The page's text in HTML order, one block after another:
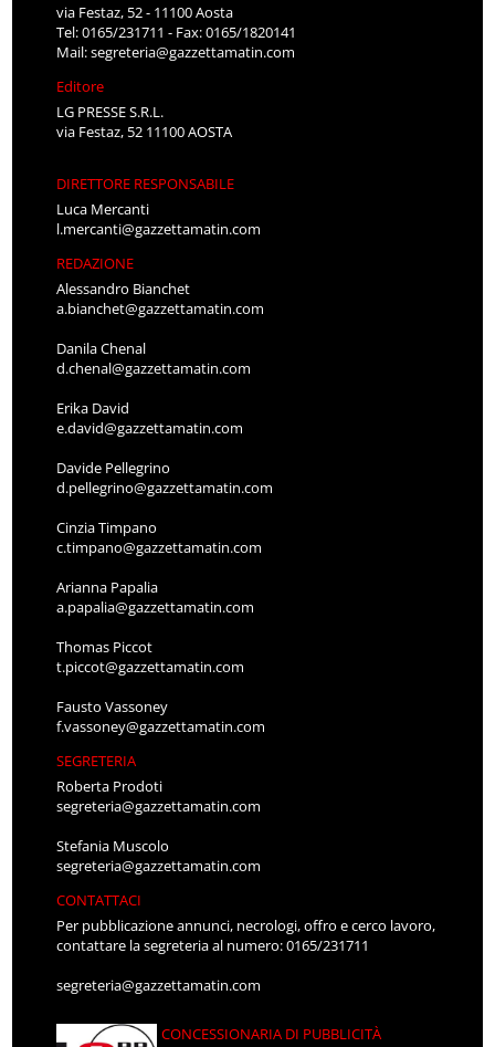
via Festaz, 52 - 11100 Aosta
Tel: 0165/231711 - Fax: 0165/1820141
Mail:segreteria@gazzettamatin.com
Editore
LG PRESSE S.R.L.
via Festaz, 52 11100 AOSTA
DIRETTORE RESPONSABILE
Luca Mercanti
l.mercanti@gazzettamatin.com
REDAZIONE
Alessandro Bianchet
a.bianchet@gazzettamatin.com
Danila Chenal
d.chenal@gazzettamatin.com
Erika David
e.david@gazzettamatin.com
Davide Pellegrino
d.pellegrino@gazzettamatin.com
Cinzia Timpano
c.timpano@gazzettamatin.com
Arianna Papalia
a.papalia@gazzettamatin.com
Thomas Piccot
t.piccot@gazzettamatin.com
Fausto Vassoney
f.vassoney@gazzettamatin.com
SEGRETERIA
Roberta Prodoti
segreteria@gazzettamatin.com
Stefania Muscolo
segreteria@gazzettamatin.com
CONTATTACI
Per pubblicazione annunci, necrologi, offro e cerco lavoro,
contattare la segreteria al numero: 0165/231711
segreteria@gazzettamatin.com
CONCESSIONARIA DI PUBBLICITÀ